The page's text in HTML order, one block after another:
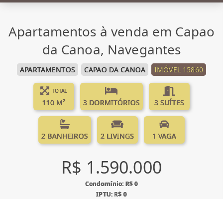
Apartamentos à venda em Capao
da Canoa, Navegantes
APARTAMENTOS CAPAO DA CANOA IMÓVEL 15860
TOTAL
110 M² 3 DORMITÓRIOS 3 SUÍTES
2 BANHEIROS 2 LIVINGS 1 VAGA
R$ 1.590.000
Condomínio: R$ 0
IPTU: R$ 0